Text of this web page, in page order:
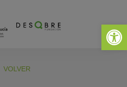
Abrir
VOLVER